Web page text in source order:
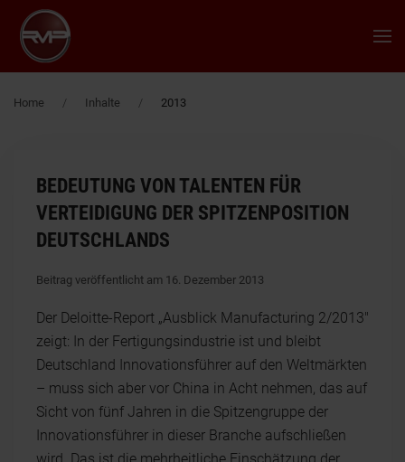
Zum Hauptinhalt springen
Home Inhalte 2013
BEDEUTUNG VON TALENTEN FÜR
VERTEIDIGUNG DER SPITZENPOSITION
DEUTSCHLANDS
Beitrag veröffentlicht am 16. Dezember 2013
Der Deloitte-Report „Ausblick Manufacturing 2/2013"
zeigt: In der Fertigungsindustrie ist und bleibt
Deutschland Innovationsführer auf den Weltmärkten
– muss sich aber vor China in Acht nehmen, das auf
Sicht von fünf Jahren in die Spitzengruppe der
Innovationsführer in dieser Branche aufschließen